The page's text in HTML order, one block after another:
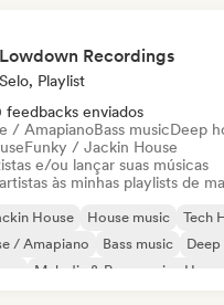
Lowdown Recordings
Selo, Playlist
feedbacks enviados
/ AmapianoBass musicDeep
Funky / Jackin House
e/ou lançar suas músicas
às minhas playlists de
House House music
Tech
/ Amapiano
Bass music
Deep
Melodic & Progressive House